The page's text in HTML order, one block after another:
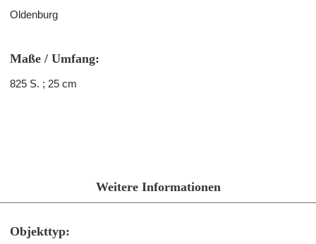
Oldenburg
Maße / Umfang:
825 S. ; 25 cm
Weitere Informationen
Objekttyp: